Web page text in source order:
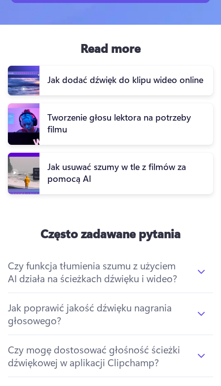
Read more
Jak dodać dźwięk do klipu wideo online
Tworzenie głosu lektora na potrzeby
filmu
Jak usuwać szumy w tle z filmów za
pomocą AI
Często zadawane pytania
Czy funkcja tłumienia szumu z użyciem
AI działa na ścieżkach dźwięku i wideo?
Jak poprawić jakość dźwięku nagrania
głosowego?
Czy mogę dostosować głośność ścieżki
dźwiękowej w aplikacji Clipchamp?